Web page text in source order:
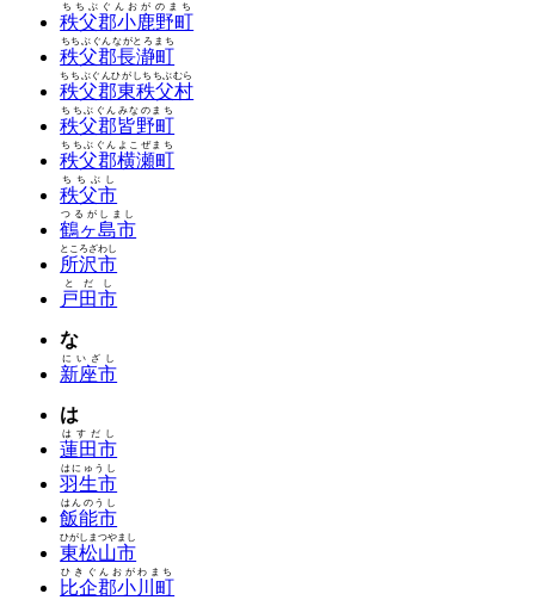
秩父郡小鹿野町
ちちぶぐんおがのまち
秩父郡長瀞町
ちちぶぐんながとろまち
秩父郡東秩父村
ちちぶぐんひがしちちぶむら
秩父郡皆野町
ちちぶぐんみなのまち
秩父郡横瀬町
ちちぶぐんよこぜまち
秩父市
ちちぶし
鶴ヶ島市
つるがしまし
所沢市
ところざわし
戸田市
とだし
な
新座市
にいざし
は
蓮田市
はすだし
羽生市
はにゅうし
飯能市
はんのうし
東松山市
ひがしまつやまし
比企郡小川町
ひきぐんおがわまち